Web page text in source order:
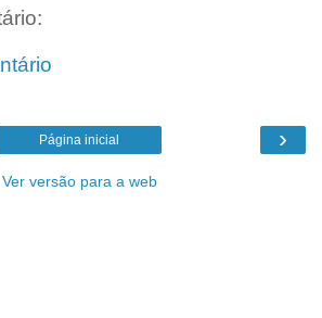
›
Página inicial
Ver versão para a web